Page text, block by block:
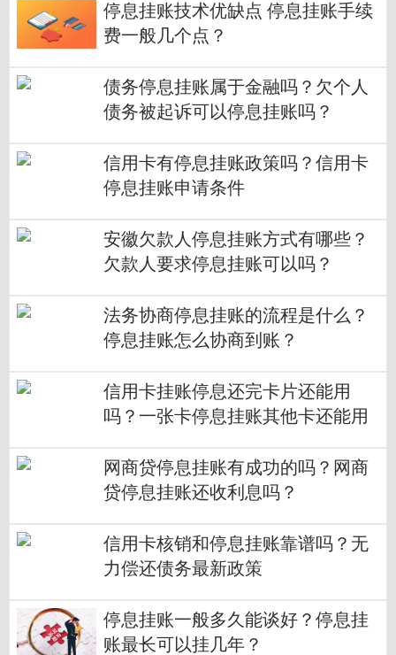
停息挂账技术优缺点 停息挂账手续
费一般几个点？
债务停息挂账属于金融吗？欠个人
债务被起诉可以停息挂账吗？
信用卡有停息挂账政策吗？信用卡
停息挂账申请条件
安徽欠款人停息挂账方式有哪些？
欠款人要求停息挂账可以吗？
法务协商停息挂账的流程是什么？
停息挂账怎么协商到账？
信用卡挂账停息还完卡片还能用
吗？一张卡停息挂账其他卡还能用
网商贷停息挂账有成功的吗？网商
贷停息挂账还收利息吗？
信用卡核销和停息挂账靠谱吗？无
力偿还债务最新政策
停息挂账一般多久能谈好？停息挂
账最长可以挂几年？